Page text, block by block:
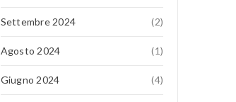
Settembre 2024 (2)
Agosto 2024 (1)
Giugno 2024 (4)